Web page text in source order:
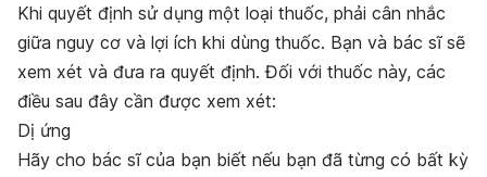
Khi quyết định sử dụng một loại thuốc, phải cân nhắc
giữa nguy cơ và lợi ích khi dùng thuốc. Bạn và bác sĩ sẽ
xem xét và đưa ra quyết định. Đối với thuốc này, các
điều sau đây cần được xem xét:
Dị ứng
Hãy cho bác sĩ của bạn biết nếu bạn đã từng có bất kỳ